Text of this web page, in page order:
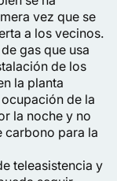
vez que se
a los vecinos.
gas que usa
de los
la planta
de la
la noche y no
carbono para la
teleasistencia y